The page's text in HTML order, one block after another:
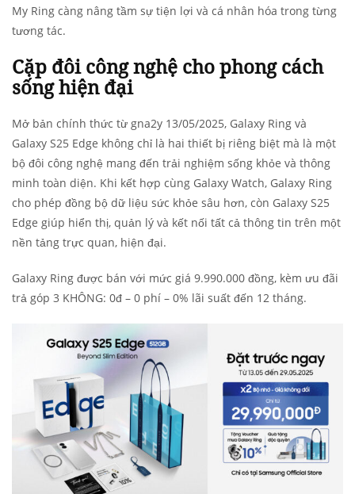
My Ring càng nâng tầm sự tiện lợi và cá nhân hóa trong từng
tương tác.
Cặp đôi công nghệ cho phong cách
sống hiện đại
Mở bản chính thức từ gna2y 13/05/2025, Galaxy Ring và
Galaxy S25 Edge không chỉ là hai thiết bị riêng biệt mà là một
bộ đôi công nghệ mang đến trải nghiệm sống khỏe và thông
minh toàn diện. Khi kết hợp cùng Galaxy Watch, Galaxy Ring
cho phép đồng bộ dữ liệu sức khỏe sâu hơn, còn Galaxy S25
Edge giúp hiển thị, quản lý và kết nối tất cả thông tin trên một
nền tảng trực quan, hiện đại.
Galaxy Ring được bán với mức giá 9.990.000 đồng, kèm ưu đãi
trả góp 3 KHÔNG: 0đ – 0 phí – 0% lãi suất đến 12 tháng.